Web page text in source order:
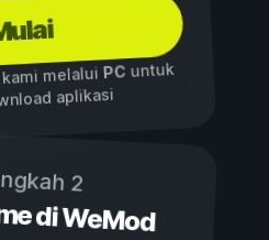
melalui PCuntuk
aplikasi
2
di WeMod